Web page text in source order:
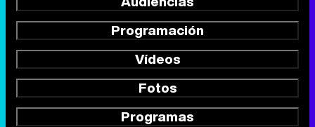
Programación
Vídeos
Fotos
Programas